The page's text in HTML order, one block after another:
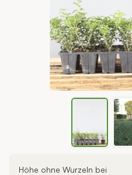
View
Höhe ohne Wurzeln bei